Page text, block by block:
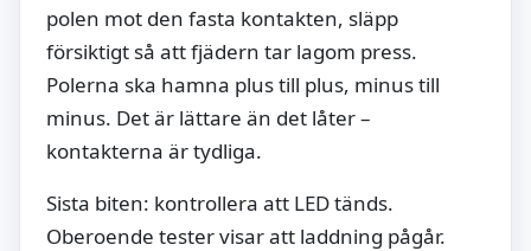
polen mot den fasta kontakten, släpp
försiktigt så att fjädern tar lagom press.
Polerna ska hamna plus till plus, minus till
minus. Det är lättare än det låter –
kontakterna är tydliga.
Sista biten: kontrollera att LED tänds.
Oberoende tester visar att laddning pågår.